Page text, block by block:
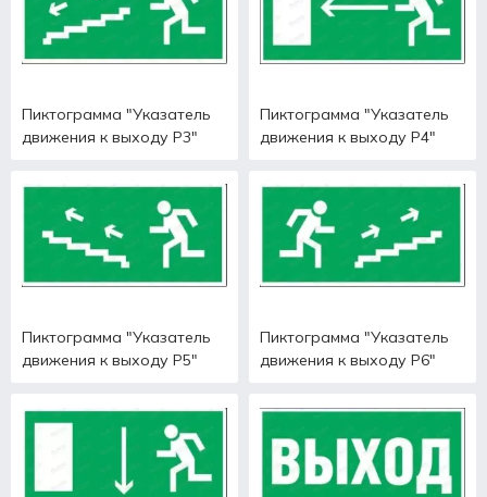
Пиктограмма "Указатель
движения к выходу Р3"
Пиктограмма "Указатель
движения к выходу Р4"
Пиктограмма "Указатель
движения к выходу Р5"
Пиктограмма "Указатель
движения к выходу Р6"